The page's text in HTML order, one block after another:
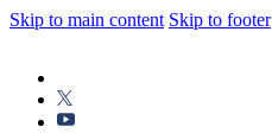
Skip to main content Skip to footer